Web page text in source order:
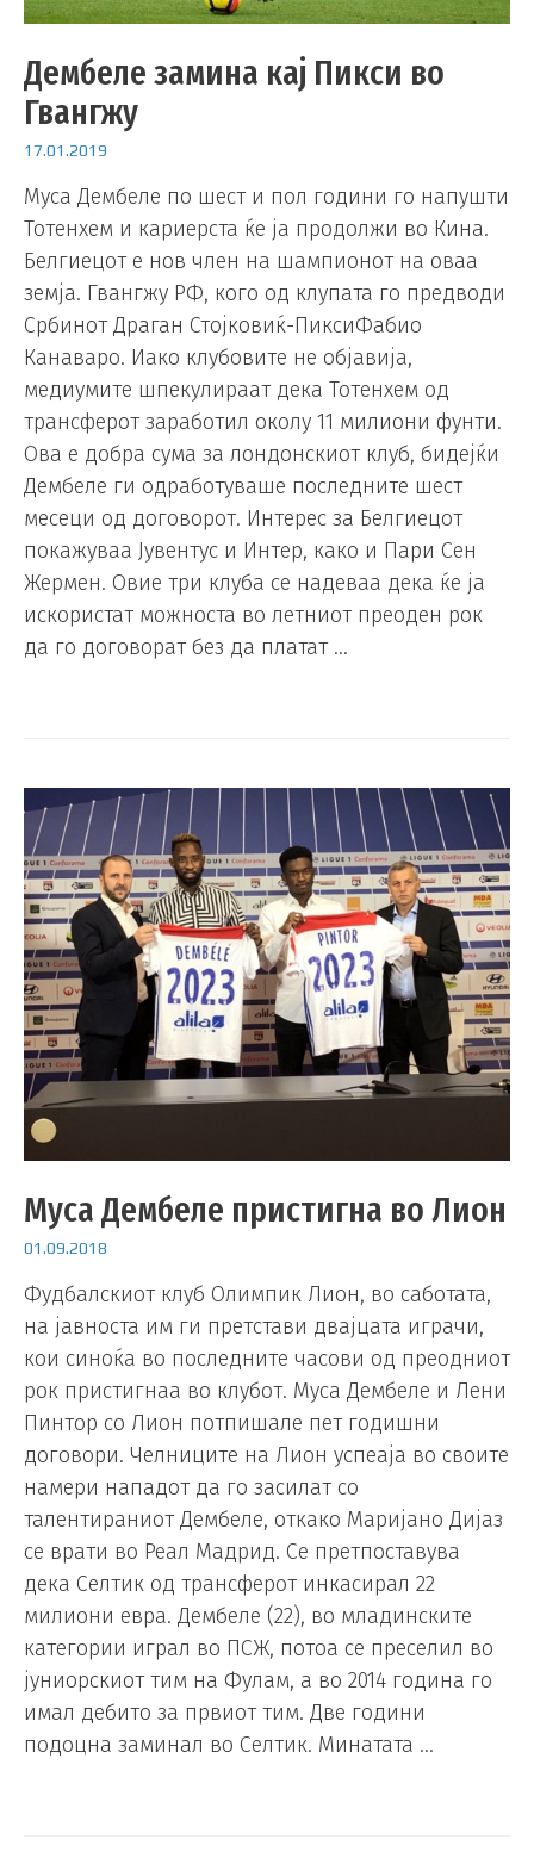
Дембеле замина кај Пикси во
Гвангжу
17.01.2019
Муса Дембеле по шест и пол години го напушти
Тотенхем и кариерста ќе ја продолжи во Кина.
Белгиецот е нов член на шампионот на оваа
земја. Гвангжу РФ, кого од клупата го предводи
Србинот Драган Стојковиќ-ПиксиФабио
Канаваро. Иако клубовите не објавија,
медиумите шпекулираат дека Тотенхем од
трансферот заработил околу 11 милиони фунти.
Ова е добра сума за лондонскиот клуб, бидејќи
Дембеле ги одработуваше последните шест
месеци од договорот. Интерес за Белгиецот
покажуваа Јувентус и Интер, како и Пари Сен
Жермен. Овие три клуба се надеваа дека ќе ја
искористат можноста во летниот преоден рок
да го договорат без да платат …
Муса Дембеле пристигна во Лион
01.09.2018
Фудбалскиот клуб Олимпик Лион, во саботата,
на јавноста им ги претстави двајцата играчи,
кои синоќа во последните часови од преодниот
рок пристигнаа во клубот. Муса Дембеле и Лени
Пинтор со Лион потпишале пет годишни
договори. Челниците на Лион успеаја во своите
намери нападот да го засилат со
талентираниот Дембеле, откако Маријано Дијаз
се врати во Реал Мадрид. Се претпоставува
дека Селтик од трансферот инкасирал 22
милиони евра. Дембеле (22), во младинските
категории играл во ПСЖ, потоа се преселил во
јуниорскиот тим на Фулам, а во 2014 година го
имал дебито за првиот тим. Две години
подоцна заминал во Селтик. Минатата …